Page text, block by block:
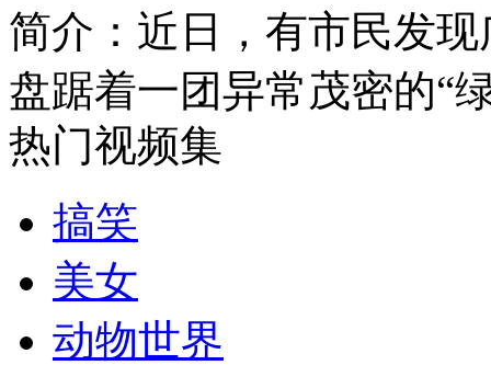
男子持斧打砸两条街
6口罩男围殴协管队长 铁棍狂打头部叫嚣打死他
女子整理材料举报公务员丈夫受贿兼婚外情
简介：近日，有市民发
盘踞着一团异常茂密的“
花草草太过繁茂，但走
物做“掩护”的违章建筑。
分类名称：
热门视频集
搞笑
美女
动物世界